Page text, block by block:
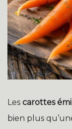
Les carottes
bien plus